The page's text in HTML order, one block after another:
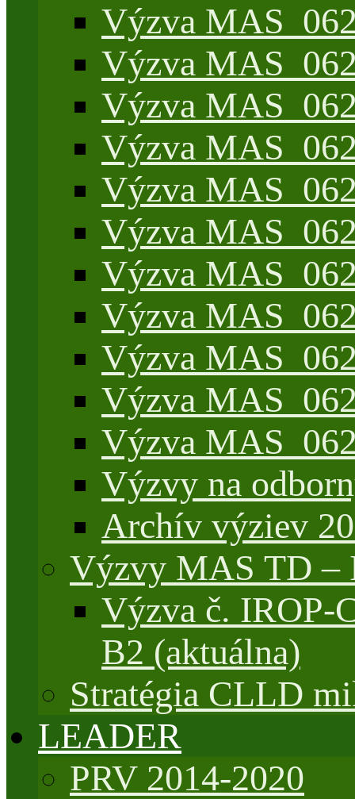
Výzva
Výzva
Výzva
Výzva
Výzva
Výzva
Výzva
Výzva
Výzva
Výzva
Výzva
Výzvy na
Archív výziev
Výzvy MAS TD –
Výzva č. IROP-
B2 (aktuálna)
Stratégia CLLD
LEADER
PRV 2014-2020